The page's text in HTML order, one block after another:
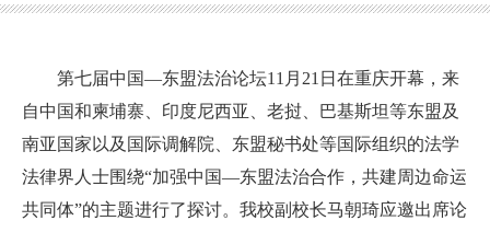
第七届中国—东盟法治论坛11月 21日在重庆开幕，来
自中国和柬埔寨、印度尼西亚、老挝、巴基斯坦等东盟 及
南亚国家 以及 国际调解院、东盟秘书处等国际组织的法学
法律界人士围绕“加强中国—东盟法治合作，共建周边命运
共同体”的主题进行了探讨。 我校副校长马朝琦应邀出席论